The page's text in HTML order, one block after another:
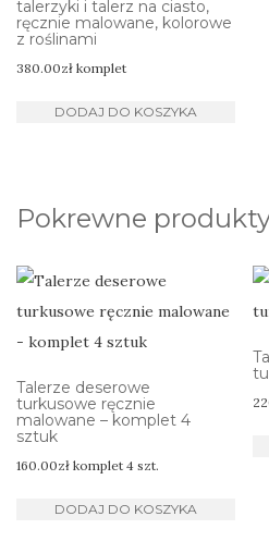
talerzyki i talerz na ciasto,
ręcznie malowane, kolorowe
z roślinami
380.00zł komplet
DODAJ DO KOSZYKA
Pokrewne
Talerze deserowe
turkusowe ręcznie
malowane – komplet 4
sztuk
160.00zł komplet 4 szt.
DODAJ DO KOSZYKA